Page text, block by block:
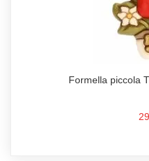
Formella piccola